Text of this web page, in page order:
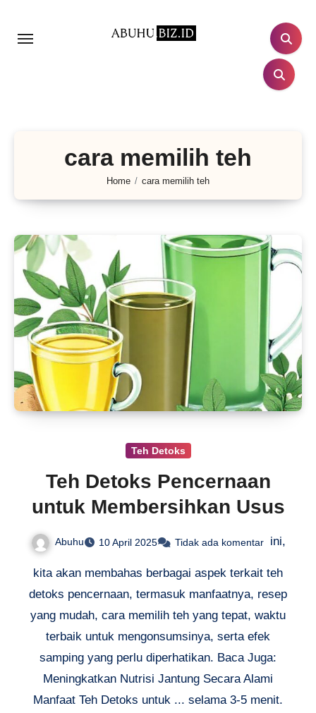
cara memilih teh
Home cara memilih teh
Teh Detoks
Teh Detoks Pencernaan
untuk Membersihkan Usus
Abuhu 10 April 2025 Tidak ada komentar ini,
kita akan membahas berbagai aspek terkait teh
detoks pencernaan, termasuk manfaatnya, resep
yang mudah, cara memilih teh yang tepat, waktu
terbaik untuk mengonsumsinya, serta efek
samping yang perlu diperhatikan. Baca Juga:
Meningkatkan Nutrisi Jantung Secara Alami
Manfaat Teh Detoks untuk ... selama 3-5 menit.